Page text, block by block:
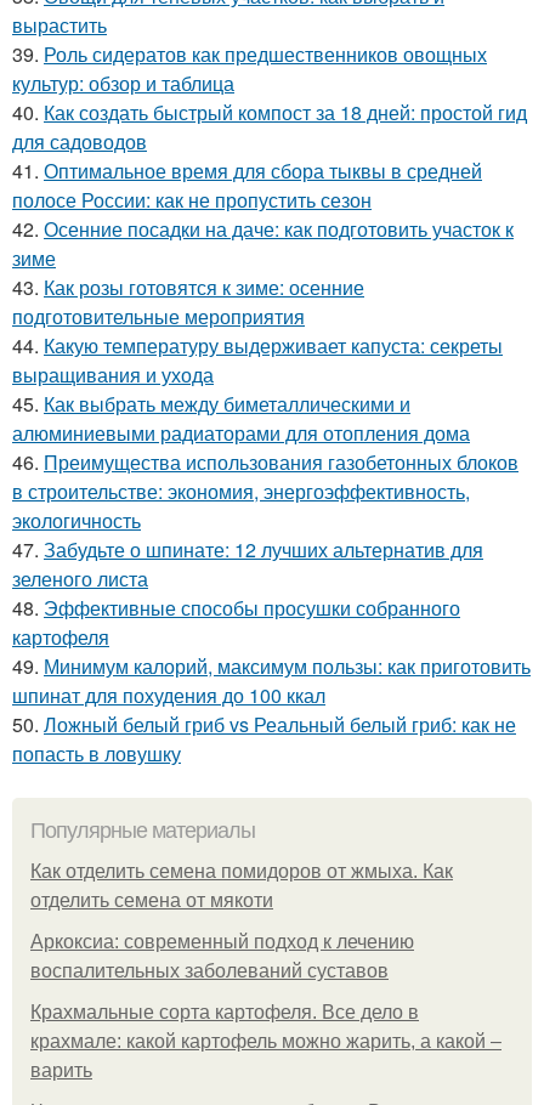
вырастить
39. Роль сидератов как предшественников овощных
культур: обзор и таблица
40. Как создать быстрый компост за 18 дней: простой гид
для садоводов
41. Оптимальное время для сбора тыквы в средней
полосе России: как не пропустить сезон
42. Осенние посадки на даче: как подготовить участок к
зиме
43. Как розы готовятся к зиме: осенние
подготовительные мероприятия
44. Какую температуру выдерживает капуста: секреты
выращивания и ухода
45. Как выбрать между биметаллическими и
алюминиевыми радиаторами для отопления дома
46. Преимущества использования газобетонных блоков
в строительстве: экономия, энергоэффективность,
экологичность
47. Забудьте о шпинате: 12 лучших альтернатив для
зеленого листа
48. Эффективные способы просушки собранного
картофеля
49. Минимум калорий, максимум пользы: как приготовить
шпинат для похудения до 100 ккал
50. Ложный белый гриб vs Реальный белый гриб: как не
попасть в ловушку
Популярные материалы
Как отделить семена помидоров от жмыха. Как
отделить семена от мякоти
Аркоксиа: современный подход к лечению
воспалительных заболеваний суставов
Крахмальные сорта картофеля. Все дело в
крахмале: какой картофель можно жарить, а какой –
варить